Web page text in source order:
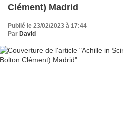
Clément) Madrid
Publié le 23/02/2023 à 17:44
Par David